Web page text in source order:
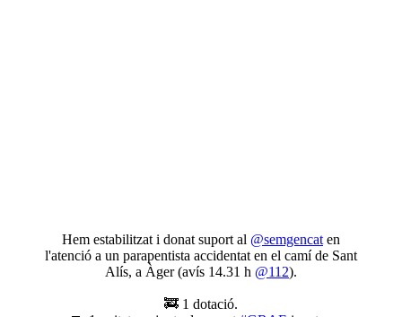
Hem estabilitzat i donat suport al @semgencat en
l'atenció a un parapentista accidentat en el camí de Sant
Alís, a Àger (avís 14.31 h @112).
🚒 1 dotació.